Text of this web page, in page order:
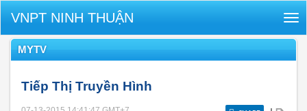
VNPT NINH THUẬN
MYTV
Tiếp Thị Truyền Hình